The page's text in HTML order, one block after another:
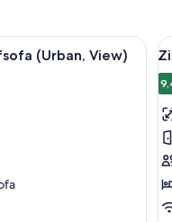
Zimmersafe,
mit Bett,
(Urban, View)